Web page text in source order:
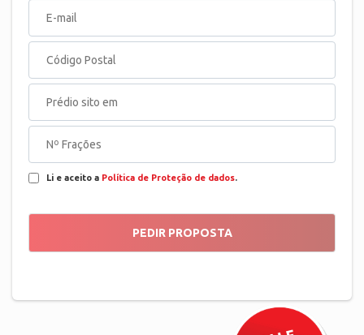
Li e aceito a Política de Proteção de dados.